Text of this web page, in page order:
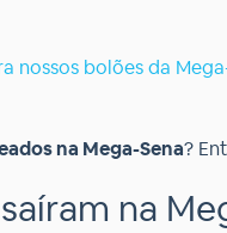
nossos bolões da
na Mega-Sena?
na